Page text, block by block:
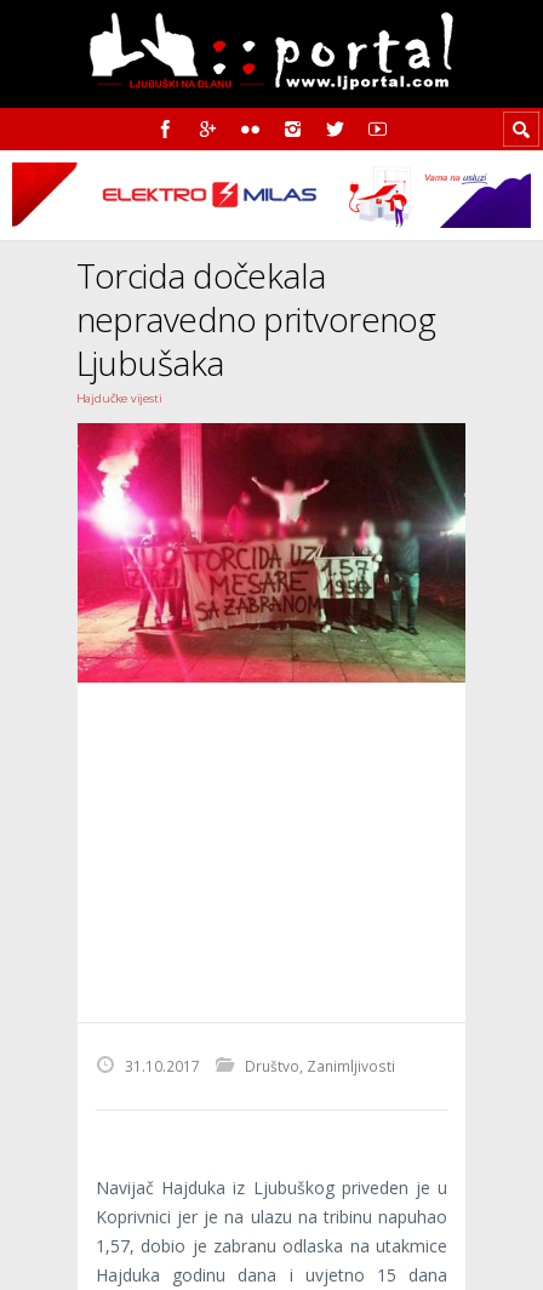
Torcida dočekala
nepravedno pritvorenog
Ljubušaka
Hajdučke vijesti
31.10.2017 Društvo Zanimljivosti
Navijač Hajduka iz Ljubuškog priveden je u
Koprivnici jer je na ulazu na tribinu napuhao
1,57, dobio je zabranu odlaska na utakmice
Hajduka godinu dana i uvjetno 15 dana